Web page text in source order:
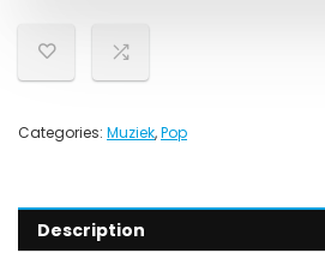
Categories: Muziek,Pop
Description